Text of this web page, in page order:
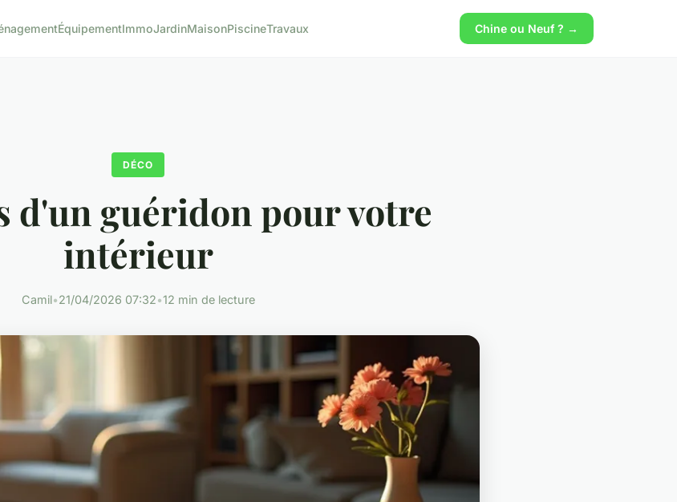
ÉquipementImmoJardinMaisonPiscineTravaux Chine ou Neuf ? →
DÉCO
d'un guéridon pour votre
intérieur
Camil•21/04/2026 07:32•12 min de lecture